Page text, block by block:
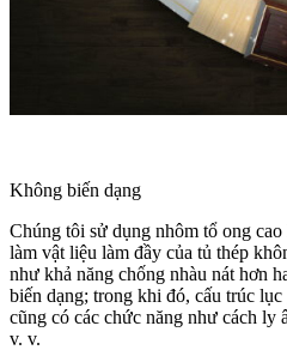
Không biến dạng
Chúng tôi sử dụng nhôm tổ ong
làm vật liệu làm đầy của tủ thép
như khả năng chống nhàu nát hơn
biến dạng; trong khi đó, cấu trúc
cũng có các chức năng như cách ly
v. v.